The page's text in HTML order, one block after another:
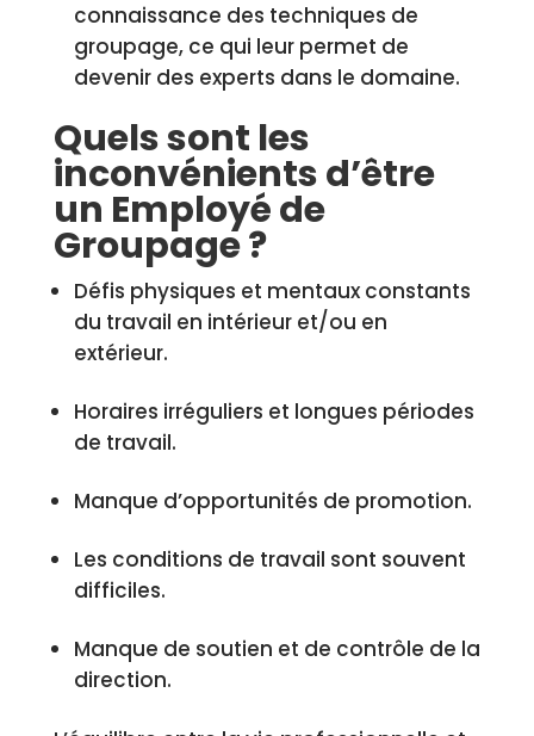
connaissance des techniques de
groupage, ce qui leur permet de
devenir des experts dans le domaine.
Quels sont les
inconvénients d’être
un Employé de
Groupage ?
Défis physiques et mentaux constants
du travail en intérieur et/ou en
extérieur.
Horaires irréguliers et longues périodes
de travail.
Manque d’opportunités de promotion.
Les conditions de travail sont souvent
difficiles.
Manque de soutien et de contrôle de la
direction.